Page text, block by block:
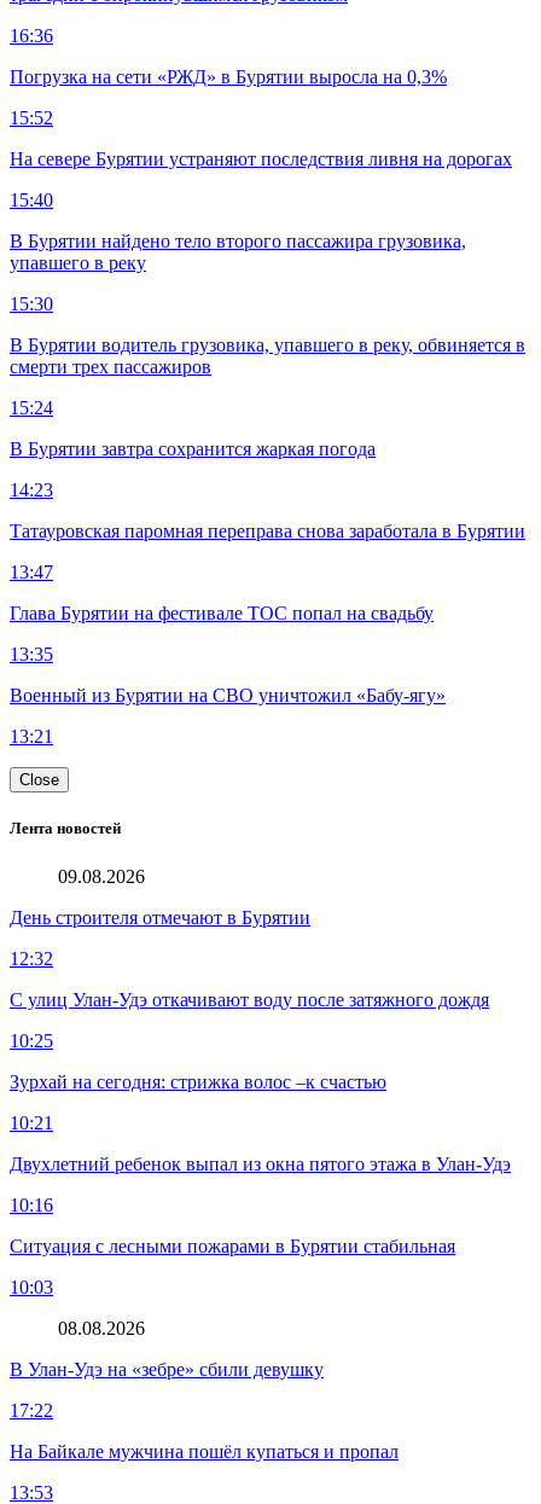
16:36
Погрузка на сети «РЖД» в Бурятии выросла на 0,3%
15:52
На севере Бурятии устраняют последствия ливня на дорогах
15:40
В Бурятии найдено тело второго пассажира грузовика,
упавшего в реку
15:30
В Бурятии водитель грузовика, упавшего в реку, обвиняется в
смерти трех пассажиров
15:24
В Бурятии завтра сохранится жаркая погода
14:23
Татауровская паромная переправа снова заработала в Бурятии
13:47
Глава Бурятии на фестивале ТОС попал на свадьбу
13:35
Военный из Бурятии на СВО уничтожил «Бабу-ягу»
13:21
Close
Лента новостей
09.08.2026
День строителя отмечают в Бурятии
12:32
С улиц Улан-Удэ откачивают воду после затяжного дождя
10:25
Зурхай на сегодня: стрижка волос –к счастью
10:21
Двухлетний ребенок выпал из окна пятого этажа в Улан-Удэ
10:16
Ситуация с лесными пожарами в Бурятии стабильная
10:03
08.08.2026
В Улан-Удэ на «зебре» сбили девушку
17:22
На Байкале мужчина пошёл купаться и пропал
13:53